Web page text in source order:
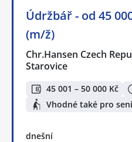
Údržbář - od 45
(m/ž)
Chr.Hansen Czech
Starovice
45 001 – 50 000 Kč
Vhodné také pro
dnešní